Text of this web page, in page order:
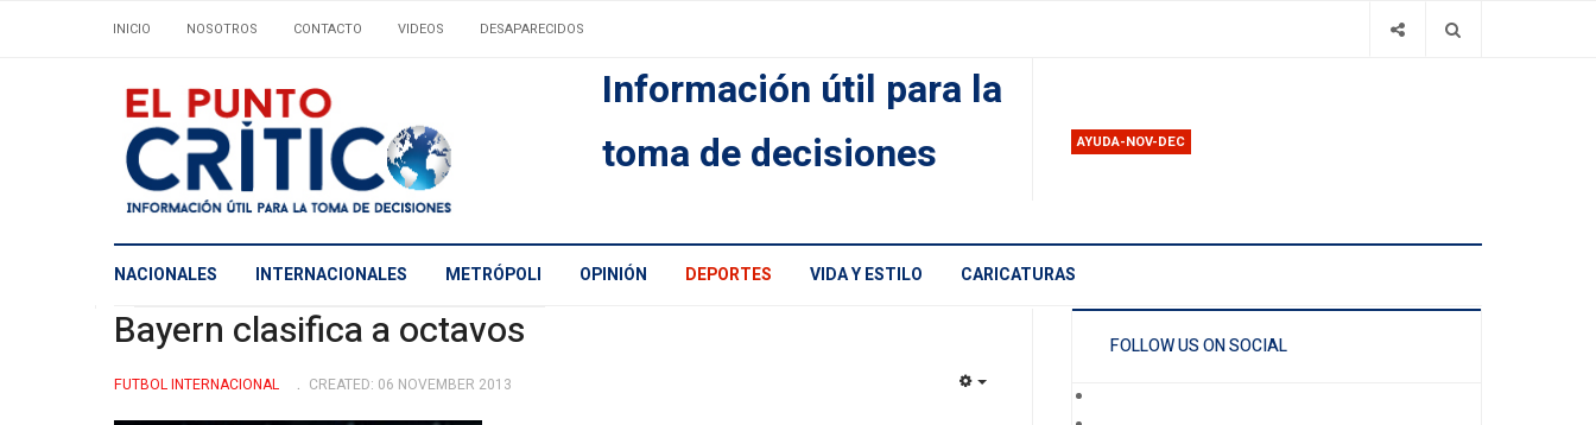
INICIO NOSOTROS CONTACTO VIDEOS DESAPARECIDOS
Información útil para la
toma de decisiones
AYUDA-NOV-DEC
NACIONALES INTERNACIONALES METRÓPOLI OPINIÓN DEPORTES VIDA Y ESTILO CARICATURAS
Bayern clasifica a octavos
FUTBOL INTERNACIONAL CREATED: 06 NOVEMBER 2013
FOLLOW US ON SOCIAL